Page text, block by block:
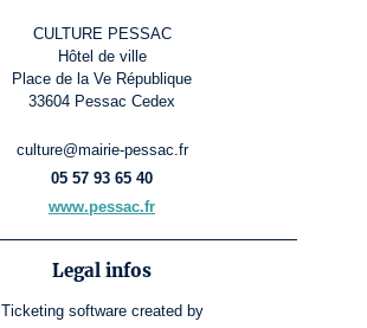
CULTURE PESSAC
Hôtel de ville
Place de la Ve République
33604 Pessac Cedex
culture@mairie-pessac.fr
05 57 93 65 40
www.pessac.fr
Legal infos
Ticketing software created by